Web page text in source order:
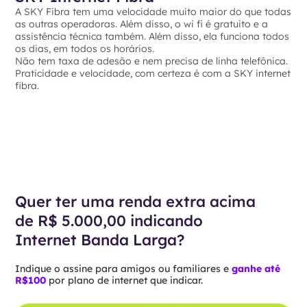
A SKY Fibra tem uma velocidade muito maior do que todas
as outras operadoras. Além disso, o wi fi é gratuito e a
assistência técnica também. Além disso, ela funciona todos
os dias, em todos os horários.
Não tem taxa de adesão e nem precisa de linha telefônica.
Praticidade e velocidade, com certeza é com a SKY internet
fibra.
Quer ter uma renda extra acima
de R$ 5.000,00 indicando
Internet Banda Larga?
Indique o assine para amigos ou familiares eganhe até
R$100 por plano de internet que indicar.